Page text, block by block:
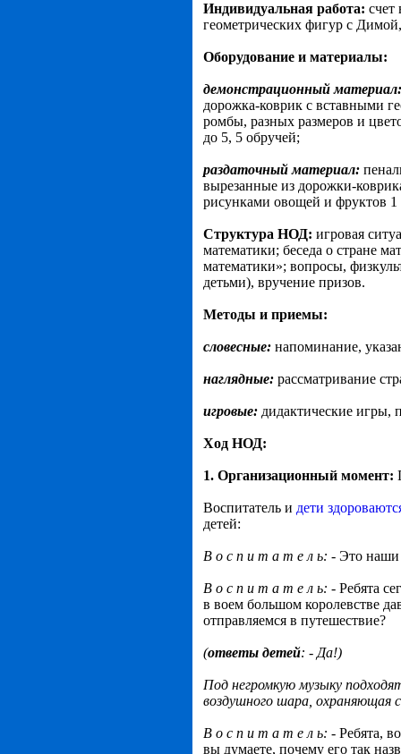
Индивидуальная работа: счет
геометрических фигур с
Оборудование и материалы:
демонстрационный
дорожка-коврик с вставными
ромбы, разных размеров и
до 5, 5 обручей;
раздаточный материал:
вырезанные из дорожки-
рисунками овощей и фруктов 1
Структура НОД: игровая
математики; беседа о стране
математики»; вопросы,
детьми), вручение призов.
Методы и приемы:
словесные: напоминание,
наглядные: рассматривание
игровые: дидактические игры,
Ход НОД:
1. Организационный момент:
Воспитатель и дети
детей:
В о с п и т а т е л ь: - Это наши
В о с п и т а т е л ь: - Ребята
в воем большом королевстве
отправляемся в путешествие?
(ответы детей: - Да!)
Под негромкую музыку
воздушного шара, охраняющая
В о с п и т а т е л ь: - Ребята,
вы думаете, почему его так